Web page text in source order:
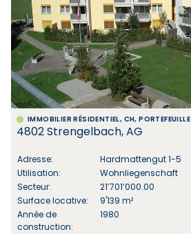
IMMOBILIER RÉSIDENTIEL, CH, PORTEFEUILLE
4802 Strengelbach, AG
Adresse:
Hardmattengut 1-5
Utilisation:
Wohnliegenschaft
Secteur:
21’701’000.00
Surface locative:
9'139 m²
Année de
construction:
1980